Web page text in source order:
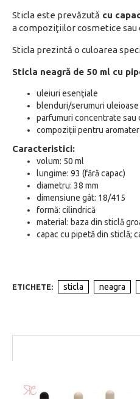
Sticla este prevăzută cu
a compoziţiilor cosmetice sau
Sticla prezintă o culoarea
Sticla neagră de 50 ml cu
uleiuri esenţiale
blenduri/serumuri uleioase
parfumuri concentrate sau
compoziții pentru
Caracteristici:
volum: 50 ml
lungime: 93 (fără capac)
diametru: 38 mm
dimensiune gât: 18/415
formă: cilindrică
material: baza din sticlă
capac cu pipetă din sticlă;
ETICHETE: sticla neagra